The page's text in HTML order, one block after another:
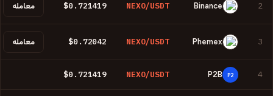
2
Binance
NEXO/USDT
$0.721419 معامله
3
Phemex
NEXO/USDT
$0.72042 معامله
4
P2
P2B
NEXO/USDT
$0.721419